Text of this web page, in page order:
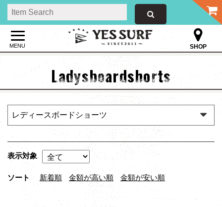
MENU SHOP
Ladysboardshorts
表示対象
ソート 新着順 金額が高い順 金額が安い順